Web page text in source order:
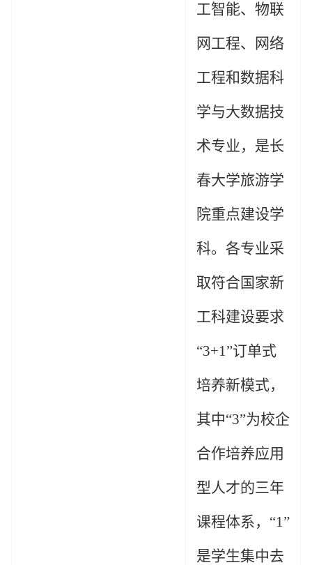
工智能、物联
网工程、网络
工程和数据科
学与大数据技
术专业，是长
春大学旅游学
院重点建设学
科。各专业采
取符合国家新
工科建设要求
“3+1”订单式
培养新模式，
其中“3”为校企
合作培养应用
型人才的三年
课程体系， “1”
是学生集中去